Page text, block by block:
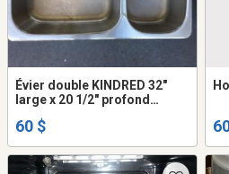
Évier double KINDRED 32"
large x 20 1/2" profond
60 $